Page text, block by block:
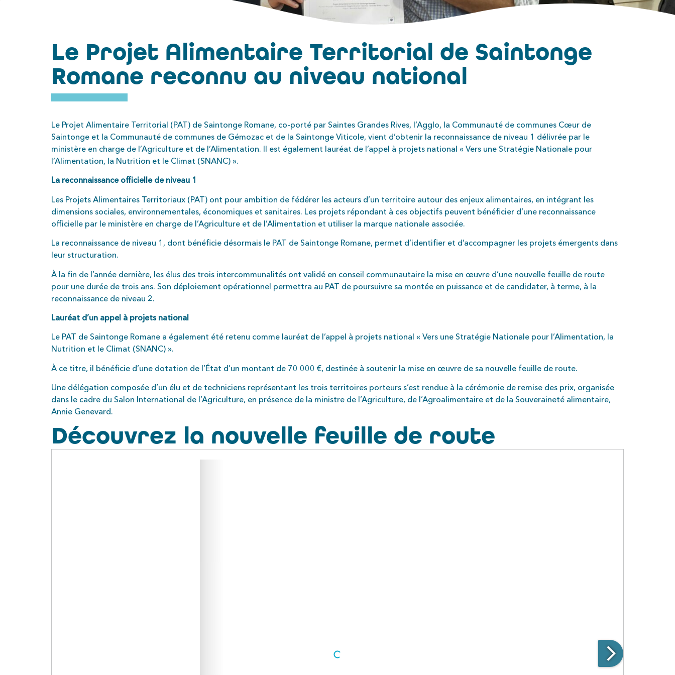
Le Projet Alimentaire Territorial de Saintonge
Romane reconnu au niveau national
Le Projet Alimentaire Territorial (PAT) de Saintonge Romane, co-porté par Saintes Grandes Rives, l’Agglo, la Communauté de communes Cœur de
Saintonge et la Communauté de communes de Gémozac et de la Saintonge Viticole, vient d’obtenir la reconnaissance de niveau 1 délivrée par le
ministère en charge de l’Agriculture et de l’Alimentation. Il est également lauréat de l’appel à projets national « Vers une Stratégie Nationale pour
l’Alimentation, la Nutrition et le Climat (SNANC) ».
La reconnaissance officielle de niveau 1
Les Projets Alimentaires Territoriaux (PAT) ont pour ambition de fédérer les acteurs d’un territoire autour des enjeux alimentaires, en intégrant les
dimensions sociales, environnementales, économiques et sanitaires. Les projets répondant à ces objectifs peuvent bénéficier d’une reconnaissance
officielle par le ministère en charge de l’Agriculture et de l’Alimentation et utiliser la marque nationale associée.
La reconnaissance de niveau 1, dont bénéficie désormais le PAT de Saintonge Romane, permet d’identifier et d’accompagner les projets émergents dans
leur structuration.
À la fin de l’année dernière, les élus des trois intercommunalités ont validé en conseil communautaire la mise en œuvre d’une nouvelle feuille de route
pour une durée de trois ans. Son déploiement opérationnel permettra au PAT de poursuivre sa montée en puissance et de candidater, à terme, à la
reconnaissance de niveau 2.
Lauréat d’un appel à projets national
Le PAT de Saintonge Romane a également été retenu comme lauréat de l’appel à projets national « Vers une Stratégie Nationale pour l’Alimentation, la
Nutrition et le Climat (SNANC) ».
À ce titre, il bénéficie d’une dotation de l’État d’un montant de 70 000 €, destinée à soutenir la mise en œuvre de sa nouvelle feuille de route.
Une délégation composée d’un élu et de techniciens représentant les trois territoires porteurs s’est rendue à la cérémonie de remise des prix, organisée
dans le cadre du Salon International de l’Agriculture, en présence de la ministre de l’Agriculture, de l’Agroalimentaire et de la Souveraineté alimentaire,
Annie Genevard.
Découvrez la nouvelle feuille de route